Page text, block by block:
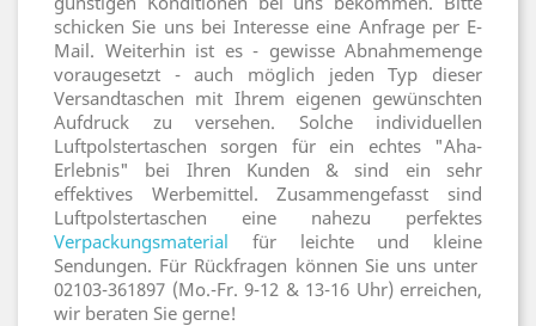
schicken Sie uns bei Interesse eine Anfrage per E-
Mail. Weiterhin ist es - gewisse Abnahmemenge
voraugesetzt - auch möglich jeden Typ dieser
Versandtaschen mit Ihrem eigenen gewünschten
Aufdruck zu versehen. Solche individuellen
Luftpolstertaschen sorgen für ein echtes "Aha-
Erlebnis" bei Ihren Kunden & sind ein sehr
effektives Werbemittel. Zusammengefasst sind
Luftpolstertaschen eine nahezu perfektes
Verpackungsmaterial für leichte und kleine
Sendungen. Für Rückfragen können Sie uns unter
02103-361897 (Mo.-Fr. 9-12 & 13-16 Uhr) erreichen,
wir beraten Sie gerne!